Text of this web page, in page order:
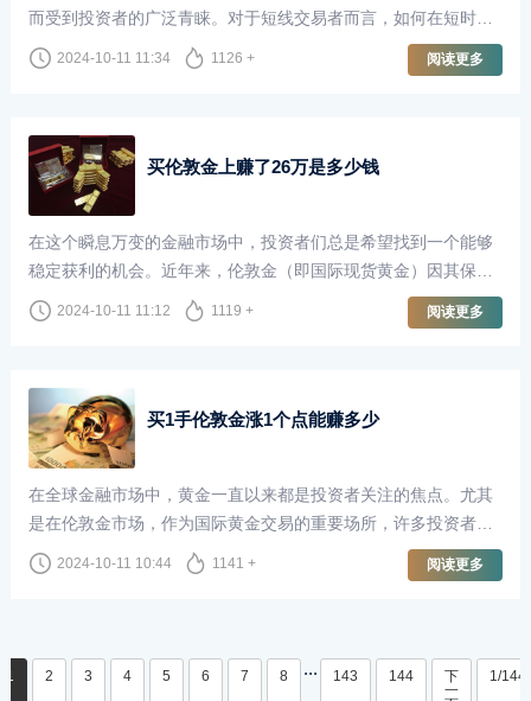
而受到投资者的广泛青睐。对于短线交易者而言，如何在短时间
内获取利润是一个关键课题。今天，我们就来探讨如何通过一手
伦敦金交易在短时间内赚取1000美元。
2024-10-11 11:34 1126 + 阅读更多
买伦敦金上赚了26万是多少钱
在这个瞬息万变的金融市场中，投资者们总是希望找到一个能够
稳定获利的机会。近年来，伦敦金（即国际现货黄金）因其保值
性和避险属性，吸引了越来越多的投资者。对于很多人来说，买
伦敦金不仅仅是一种投资，更是实现财富增长的方式。本文将
险。
2024-10-11 11:12 1119 + 阅读更多
买1手伦敦金涨1个点能赚多少
在全球金融市场中，黄金一直以来都是投资者关注的焦点。尤其
是在伦敦金市场，作为国际黄金交易的重要场所，许多投资者通
过买卖伦敦金来实现财富增值。当我们谈到“买1手伦敦金涨1个点
能赚多少”这个问题时，了解相关的交易机制和市场波动是至关重
2024-10-11 10:44 1141 + 阅读更多
1 2 3 4 5 6 7 8 ... 143 144
下
一
1/144